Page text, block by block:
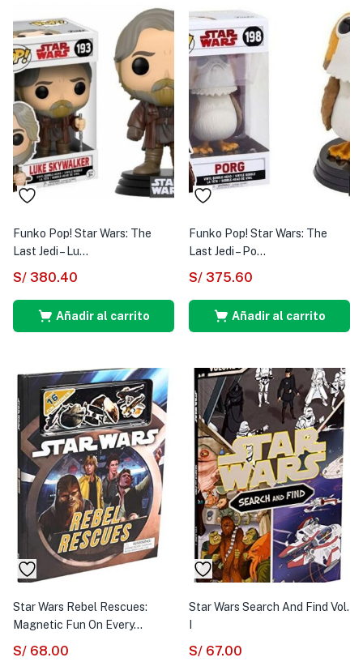
Funko Pop! Star Wars: The
Last Jedi – Lu...
S/ 380.40
Añadir al carrito
Funko Pop! Star Wars: The
Last Jedi – Po...
S/ 375.60
Añadir al carrito
Star Wars Rebel Rescues:
Magnetic Fun On Every...
S/ 68.00
Star Wars Search And Find Vol.
S/ 67.00